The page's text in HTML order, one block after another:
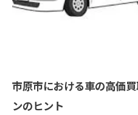
市原市における車の高価
ンのヒント